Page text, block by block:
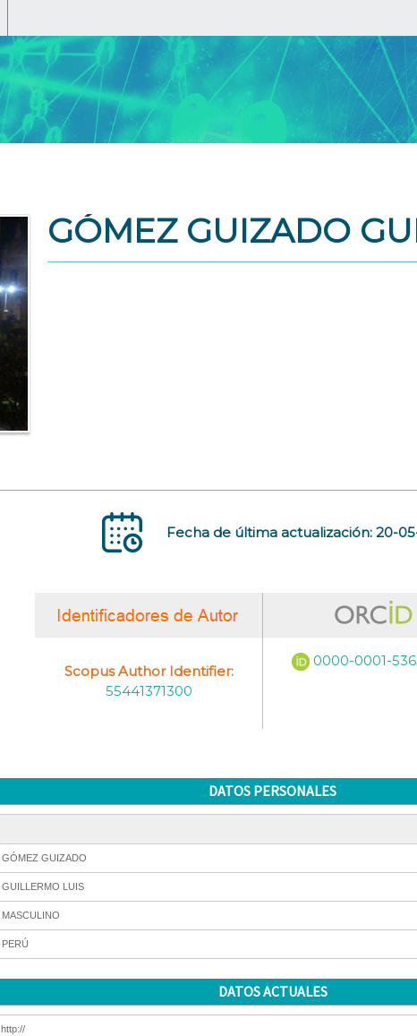
GÓMEZ GUIZADO
Fecha de última actualización: 20-
Scopus Author Identifier:
55441371300
0000-0001-
DATOS PERSONALES
GÓMEZ GUIZADO
GUILLERMO LUIS
MASCULINO
PERÚ
DATOS ACTUALES
http://